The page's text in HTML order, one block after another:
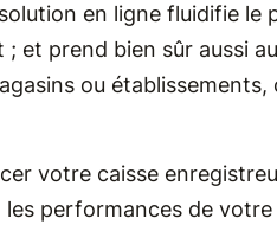
en ligne fluidifie le
et prend bien sûr aussi
ou
votre caisse
performances de